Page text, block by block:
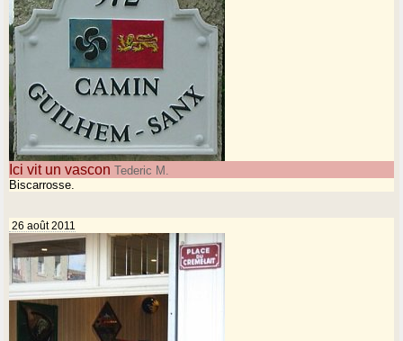
Ici vit un vascon Tederic M.
Biscarrosse.
26 août 2011